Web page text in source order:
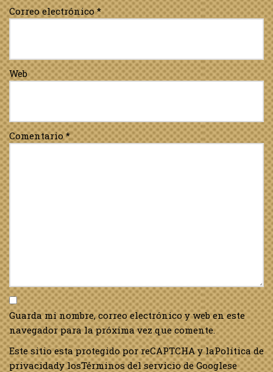
Correo electrónico*
Web
Comentario*
Guarda mi nombre, correo electrónico y web en este
navegador para la próxima vez que comente.
Este sitio esta protegido por reCAPTCHA y laPolítica de
privacidady losTérminos del servicio de Googlese